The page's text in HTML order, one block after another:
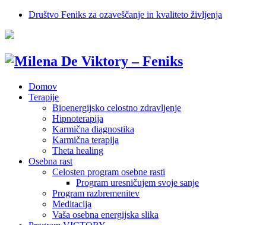
Društvo Feniks za ozaveščanje in kvaliteto življenja
Domov
Terapije
Bioenergijsko celostno zdravljenje
Hipnoterapija
Karmična diagnostika
Karmična terapija
Theta healing
Osebna rast
Celosten program osebne rasti
Program uresničujem svoje sanje
Program razbremenitev
Meditacija
Vaša osebna energijska slika